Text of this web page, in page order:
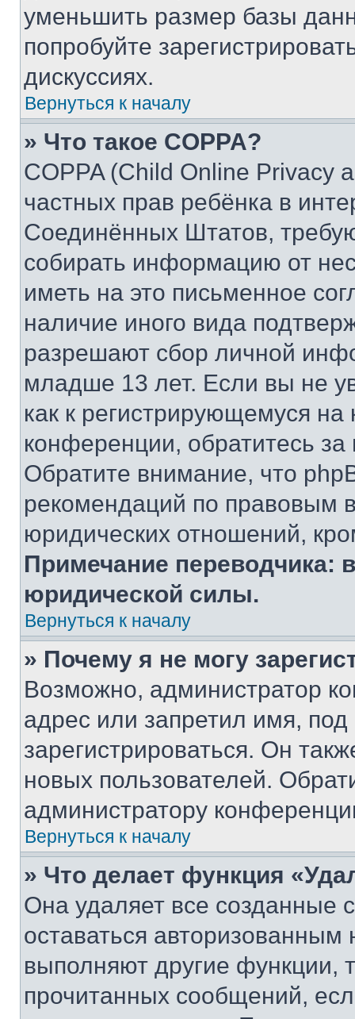
уменьшить размер базы
попробуйте
дискуссиях.
Вернуться к началу
» Что такое COPPA?
COPPA (Child Online Privacy
частных прав ребёнка в
Соединённых Штатов,
собирать информацию от
иметь на это письменное
наличие иного вида
разрешают сбор личной
младше 13 лет. Если вы не
как к регистрирующемуся
конференции, обратитесь
Обратите внимание, что
рекомендаций по правовым
юридических отношений,
Примечание переводчика:
юридической силы.
Вернуться к началу
» Почему я не могу
Возможно, администратор
адрес или запретил имя,
зарегистрироваться. Он
новых пользователей.
администратору
Вернуться к началу
» Что делает функция
Она удаляет все созданные
оставаться
выполняют другие функции,
прочитанных сообщений,